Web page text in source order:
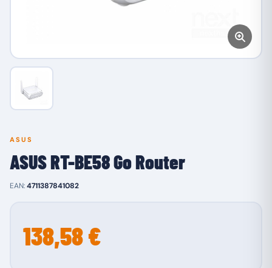
ASUS
ASUS RT-BE58 Go Router
EAN:4711387841082
138,58 €